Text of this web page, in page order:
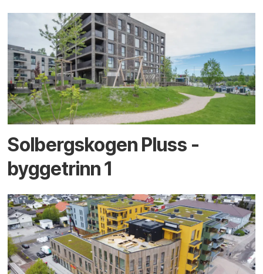
Solbergskogen Pluss -
byggetrinn 1